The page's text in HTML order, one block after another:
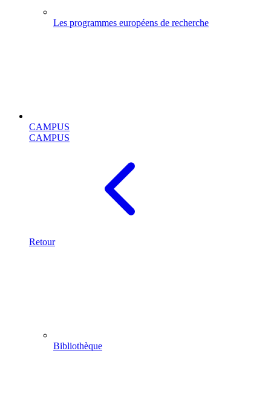
Les programmes européens de recherche
CAMPUS
CAMPUS
Retour
Bibliothèque